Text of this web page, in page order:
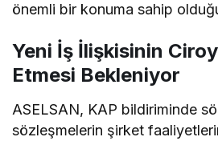
önemli bir konuma sahip
Yeni İş İlişkisinin
Etmesi Bekleniyor
ASELSAN, KAP bildiriminde
sözleşmelerin şirket